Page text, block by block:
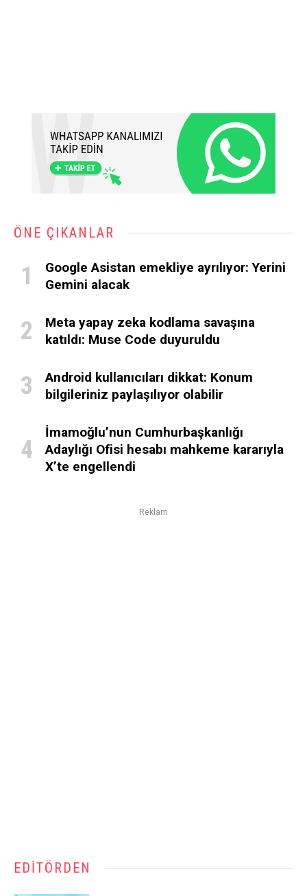
ÖNE ÇIKANLAR
Google Asistan emekliye ayrılıyor: Yerini
Gemini alacak
Meta yapay zeka kodlama savaşına
katıldı: Muse Code duyuruldu
Android kullanıcıları dikkat: Konum
bilgileriniz paylaşılıyor olabilir
İmamoğlu’nun Cumhurbaşkanlığı
Adaylığı Ofisi hesabı mahkeme kararıyla
X’te engellendi
Reklam
EDITÖRDEN